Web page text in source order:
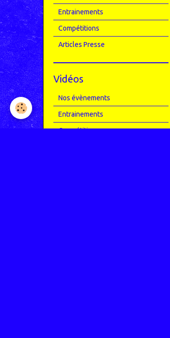
Entrainements
Compétitions
Articles Presse
Vidéos
Nos évènements
Entrainements
Compétitions